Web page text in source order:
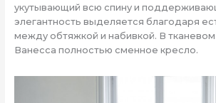
укутывающий всю спину и
элегантность выделяется благодаря
между обтяжкой и набивкой. В тканевом
Ванесса полностью сменное кресло.